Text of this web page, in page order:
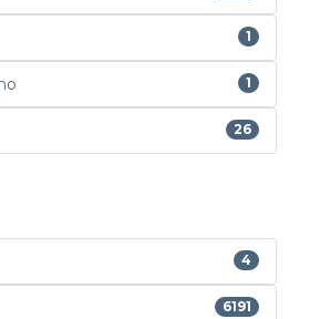
1
1
26
4
6191